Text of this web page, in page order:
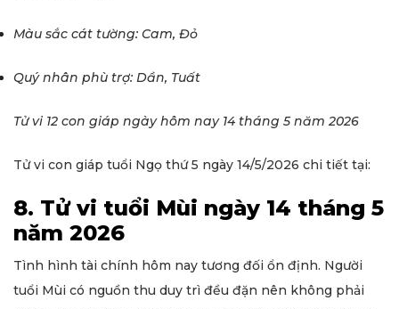
Màu sắc cát tường: Cam, Đỏ
Quý nhân phù trợ: Dần, Tuất
Tử vi 12 con giáp ngày hôm nay 14 tháng 5 năm 2026
Tử vi con giáp tuổi Ngọ thứ 5 ngày 14/5/2026 chi tiết tại:
8. Tử vi tuổi Mùi ngày 14 tháng 5
năm 2026
Tình hình tài chính hôm nay tương đối ổn định. Người
tuổi Mùi có nguồn thu duy trì đều đặn nên không phải